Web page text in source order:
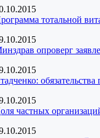
тотальной
опроверг
частных